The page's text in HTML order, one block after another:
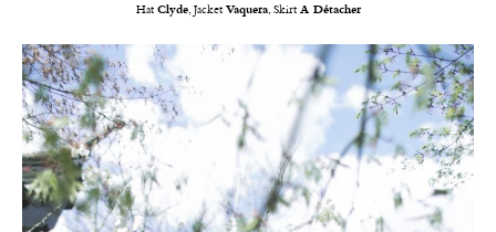
Hat Clyde, Jacket Vaquera, Skirt A Détacher